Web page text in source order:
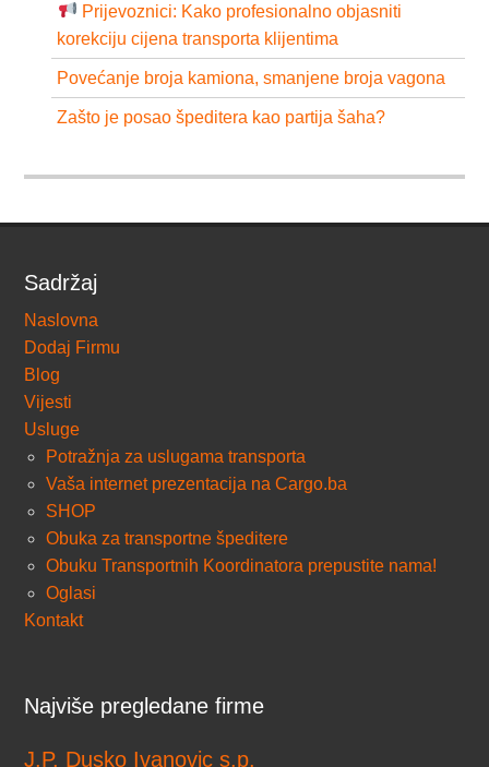
Prijevoznici: Kako profesionalno objasniti
korekciju cijena transporta klijentima
Povećanje broja kamiona, smanjene broja vagona
Zašto je posao špeditera kao partija šaha?
Sadržaj
Naslovna
Dodaj Firmu
Blog
Vijesti
Usluge
Potražnja za uslugama transporta
Vaša internet prezentacija na Cargo.ba
SHOP
Obuka za transportne špeditere
Obuku Transportnih Koordinatora prepustite nama!
Oglasi
Kontakt
Najviše pregledane firme
J.P. Dusko Ivanovic s.p.